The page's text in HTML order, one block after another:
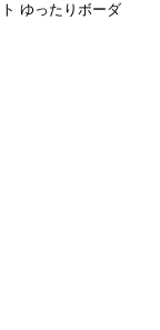
ト ゆったりボーダ